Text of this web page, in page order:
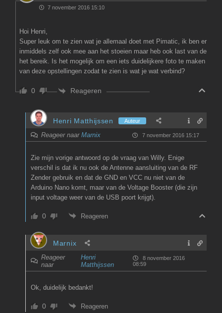
7 november 2016 15:10
Hoi Henri,
Super leuk om te zien wat je allemaal doet met Pimatic, ik ben er
inmiddels zelf ook mee aan het stoeien maar heb ook last van de
het bereik. Is het mogelijk om een iets duidelijkere foto te maken
van deze opstellingen zodat te zien is wat je wat verbind?
0 Reageren
Henri Matthijssen Auteur
Reageer naar Marnix 7 november 2016 15:17
Zie mijn vorige antwoord op de vraag van Willy. Enige
verschil is dat ik nu ook de Antenne aansluiting van de RF
Zender gebruik en dat de GND en VCC nu niet van de
Arduino Nano komt, maar van de Voltage Booster (die zijn
input voltage weer van de USB poort krijgt).
0 Reageren
Marnix
Reageer
naar
Henri
Matthijssen
8 november 2016
08:59
Ok, duidelijk bedankt!
0 Reageren